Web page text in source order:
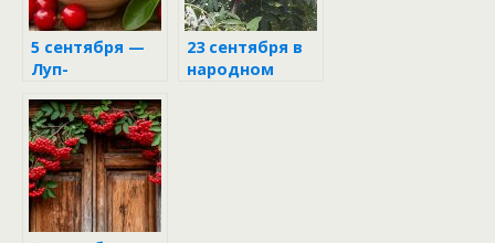
5 сентября —
Луп-
день алых
ягод и древних
тайн
23 сентября в
народном